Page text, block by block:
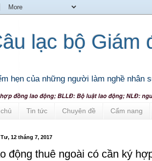
lạc bộ Giám
hẹn của những người làm nghề nhân
Tin tức Chuyên đề Cẩm nang
12 tháng 7, 2017
động thuê ngoài có cần ký